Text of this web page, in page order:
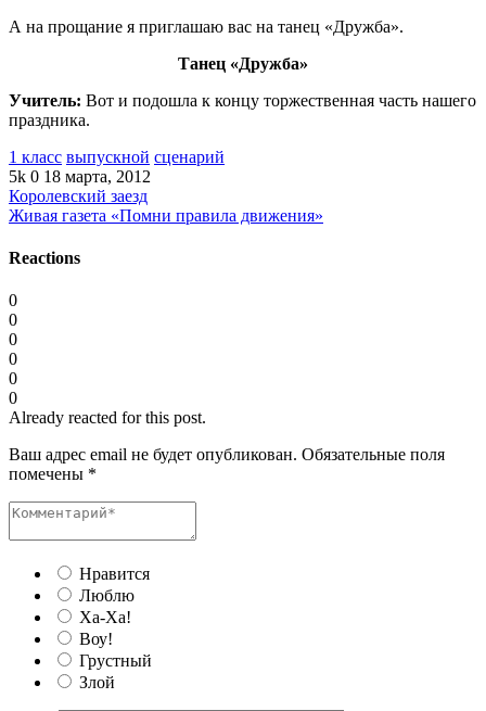
А на прощание я приглашаю вас на танец «Дружба».
Танец «Дружба»
Учитель: Вот и подошла к концу торжественная часть нашего
праздника.
1 класс выпускной сценарий
5k 0 18 марта, 2012
Королевский заезд
Живая газета «Помни правила движения»
Reactions
0
0
0
0
0
0
Already reacted for this post.
Ваш адрес email не будет опубликован. Обязательные поля
помечены *
Нравится
Люблю
Ха-Ха!
Воу!
Грустный
Злой